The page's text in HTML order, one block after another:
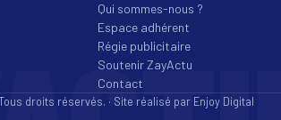
Qui sommes-nous ?
Espace adhérent
Régie publicitaire
Soutenir ZayActu
Contact
droits réservés. · Site réalisé par Enjoy Digital